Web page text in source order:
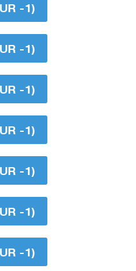
-1)
-1)
-1)
-1)
-1)
-1)
-1)